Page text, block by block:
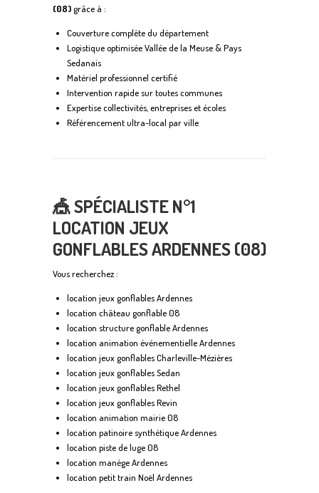
(08)grâce à :
Couverture complète du département
Logistique optimisée Vallée de la Meuse & Pays
Sedanais
Matériel professionnel certifié
Intervention rapide sur toutes communes
Expertise collectivités, entreprises et écoles
Référencement ultra-local par ville
🎪 SPÉCIALISTE N°1
LOCATION JEUX
GONFLABLES ARDENNES (08)
Vous recherchez :
location jeux gonflables Ardennes
location château gonflable 08
location structure gonflable Ardennes
location animation événementielle Ardennes
location jeux gonflables Charleville-Mézières
location jeux gonflables Sedan
location jeux gonflables Rethel
location jeux gonflables Revin
location animation mairie 08
location patinoire synthétique Ardennes
location piste de luge 08
location manège Ardennes
location petit train Noël Ardennes